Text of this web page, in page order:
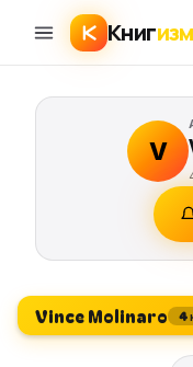
Книгизм
V
Vince Molinaro 4